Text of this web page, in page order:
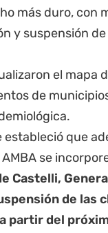
más duro, con
y suspensión
el mapa
de
estableció que
se
Castelli,
de las
partir del